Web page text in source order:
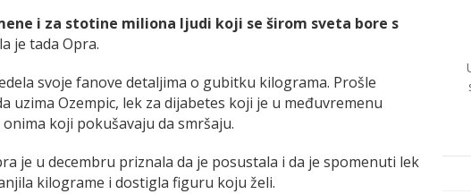
i za stotine miliona ljudi koji se širom sveta bore s
je tada Opra.
svoje fanove detaljima o gubitku kilograma. Prošle
uzima Ozempic, lek za dijabetes koji je u međuvremenu
koji pokušavaju da smršaju.
je u decembru priznala da je posustala i da je spomenuti lek
kilograme i dostigla figuru koju želi.